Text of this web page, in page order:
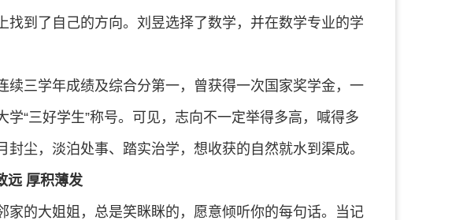
找到了自己的方向。刘昱选择了数学，并在数学专业的学
三学年成绩及综合分第一，曾获得一次国家奖学金，一
“三好学生”称号。可见，志向不一定举得多高，喊得多
尘，淡泊处事、踏实治学，想收获的自然就水到渠成。
远 厚积薄发
的大姐姐，总是笑眯眯的，愿意倾听你的每句话。当记